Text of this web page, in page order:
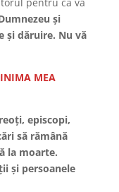
şi
şi dăruire. Nu vă
MEA
episcopi,
să rămână
la moarte.
şi persoanele